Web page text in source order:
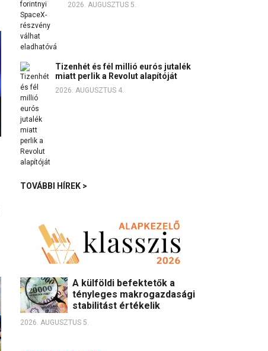
2026. AUGUSZTUS 5.
Tizenhét és fél millió eurós jutalék
miatt perlik a Revolut alapítóját
2026. AUGUSZTUS 4.
TOVÁBBI HÍREK >
A külföldi befektetők a
tényleges makrogazdasági
stabilitást értékelik
2026. AUGUSZTUS 5.